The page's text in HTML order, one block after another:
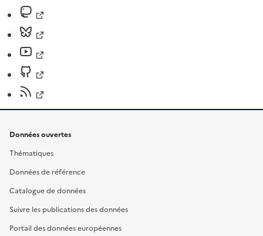
Données ouvertes
Thématiques
Données de référence
Catalogue de données
Suivre les publications des données
Portail des données européennes